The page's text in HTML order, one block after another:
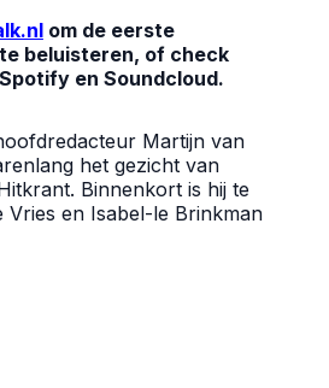
om de eerste
beluisteren, of check
en Soundcloud.
Martijn van
het gezicht van
Binnenkort is hij te
Vries en Isabel-le Brinkman